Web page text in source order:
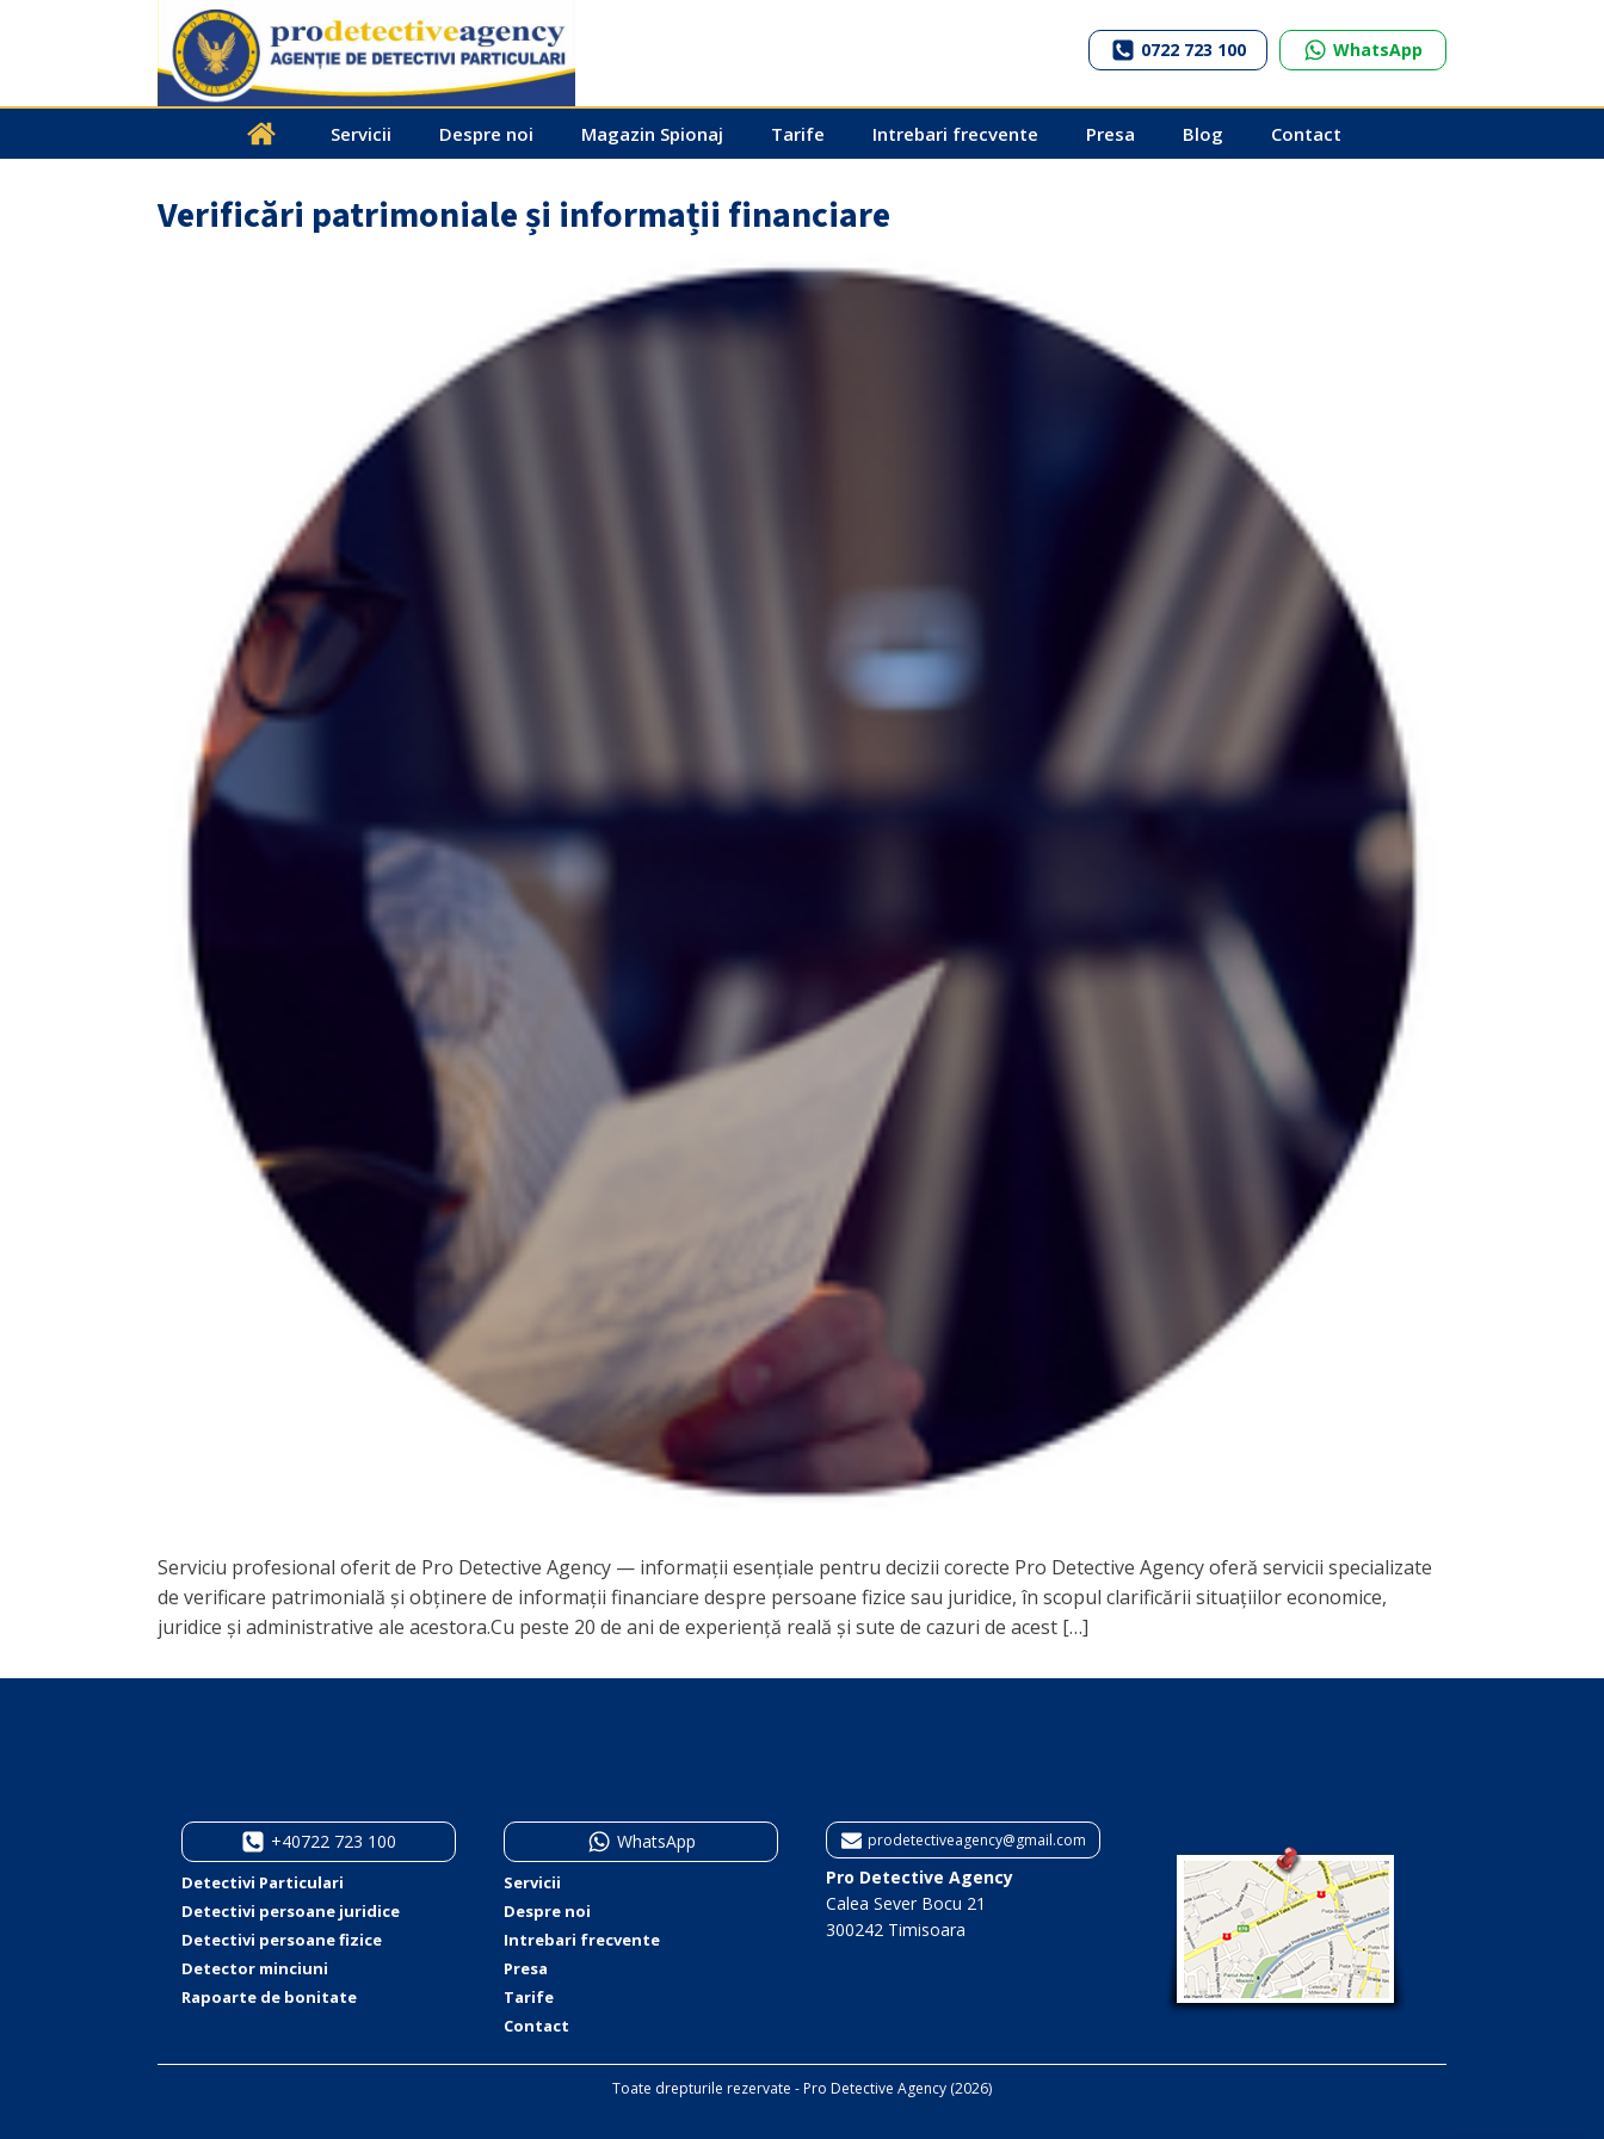
0722 723 100 WhatsApp
Servicii Despre noi Magazin Spionaj Tarife Intrebari frecvente Presa Blog Contact
Verificări patrimoniale și informații financiare
Serviciu profesional oferit de Pro Detective Agency — informații esențiale pentru decizii corecte Pro Detective Agency oferă servicii specializate
de verificare patrimonială și obținere de informații financiare despre persoane fizice sau juridice, în scopul clarificării situațiilor economice,
juridice și administrative ale acestora.Cu peste 20 de ani de experiență reală și sute de cazuri de acest […]
+40722 723 100
Detectivi Particulari
Detectivi persoane juridice
Detectivi persoane fizice
Detector minciuni
Rapoarte de bonitate
WhatsApp
Servicii
Despre noi
Intrebari frecvente
Presa
Tarife
Contact
prodetectiveagency@gmail.com
Pro Detective Agency
Calea Sever Bocu 21
300242 Timisoara
Toate drepturile rezervate - Pro Detective Agency (2026)